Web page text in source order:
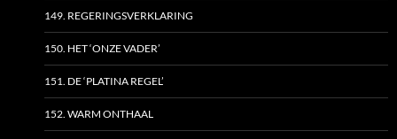
149. REGERINGSVERKLARING
150. HET ‘ONZE VADER’
151. DE ‘PLATINA REGEL’
152. WARM ONTHAAL